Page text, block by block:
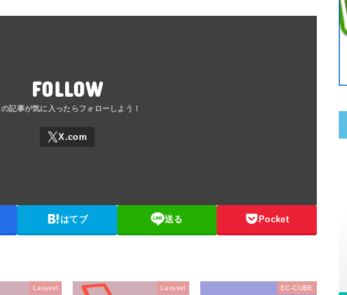
FOLLOW
はてブ 送る Pocket
Laravel Laravel EC-CUBE